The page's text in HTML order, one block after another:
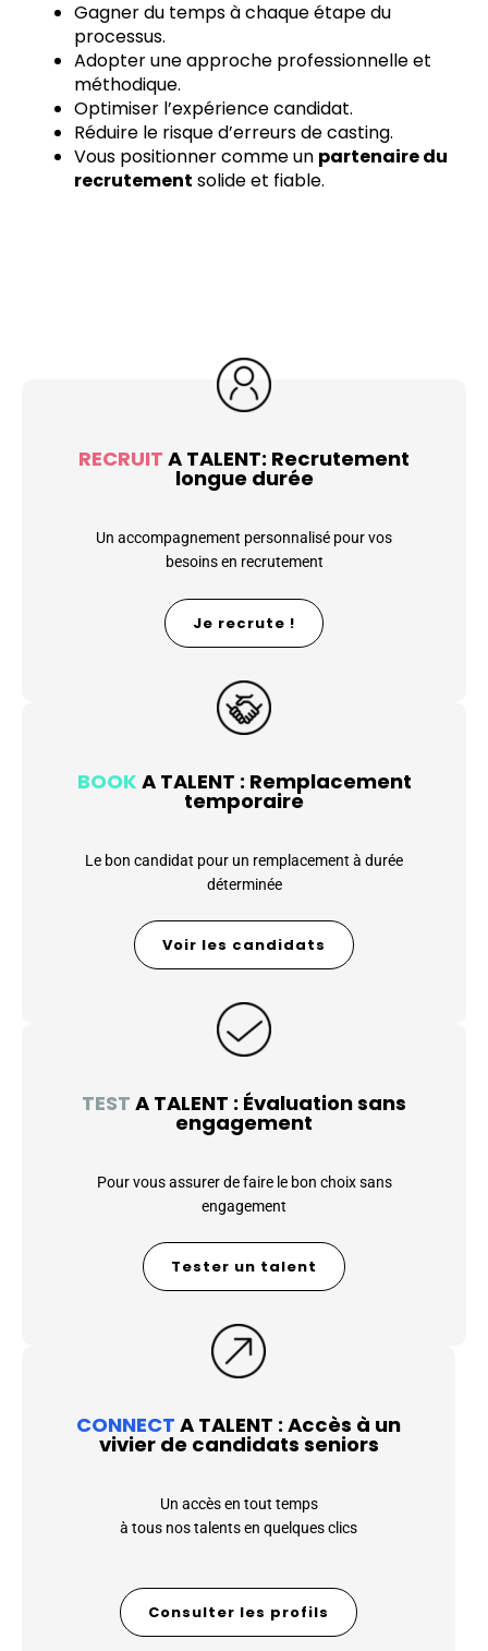
Gagner du temps à chaque étape du
processus.
Adopter une approche professionnelle et
méthodique.
Optimiser l’expérience candidat.
Réduire le risque d’erreurs de casting.
Vous positionner comme un partenaire du
recrutement solide et fiable.
RECRUIT A TALENT: Recrutement
longue durée
Un accompagnement personnalisé pour vos
besoins en recrutement
Je recrute !
BOOK A TALENT : Remplacement
temporaire
Le bon candidat pour un remplacement à durée
déterminée
Voir les candidats
TEST A TALENT : Évaluation sans
engagement
Pour vous assurer de faire le bon choix sans
engagement
Tester un talent
CONNECT A TALENT : Accès à un
vivier de candidats seniors
Un accès en tout temps
à tous nos talents en quelques clics
Consulter les profils